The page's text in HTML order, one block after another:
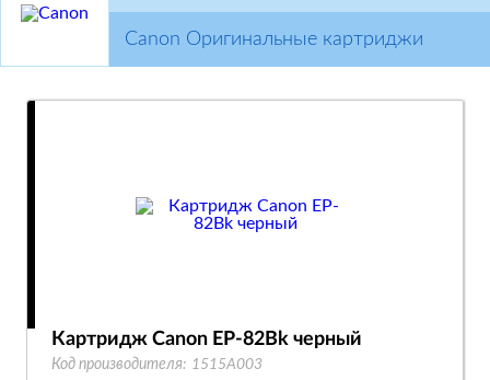
Canon Оригинальные картриджи
Картридж Canon EP-82Bk черный
Код производителя: 1515A003